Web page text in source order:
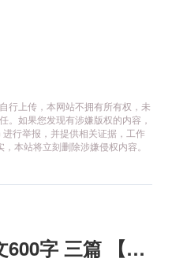
行上传，本网站不拥有所有权，未
。如果您发现有涉嫌版权的内容，
行举报，并提供相关证据，工作
本站将立刻删除涉嫌侵权内容。
妈妈忙碌的一天作文600字 三篇 【600字】